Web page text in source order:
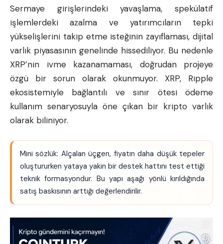
Sermaye girişlerindeki yavaşlama, spekülatif
işlemlerdeki azalma ve yatırımcıların tepki
yükselişlerini takip etme isteğinin zayıflaması, dijital
varlık piyasasının genelinde hissediliyor. Bu nedenle
XRP’nin ivme kazanamaması, doğrudan projeye
özgü bir sorun olarak okunmuyor. XRP, Ripple
ekosistemiyle bağlantılı ve sınır ötesi ödeme
kullanım senaryosuyla öne çıkan bir kripto varlık
olarak biliniyor.
Mini sözlük: Alçalan üçgen, fiyatın daha düşük tepeler
oluştururken yataya yakın bir destek hattını test ettiği
teknik formasyondur. Bu yapı aşağı yönlü kırıldığında
satış baskısının arttığı değerlendirilir.